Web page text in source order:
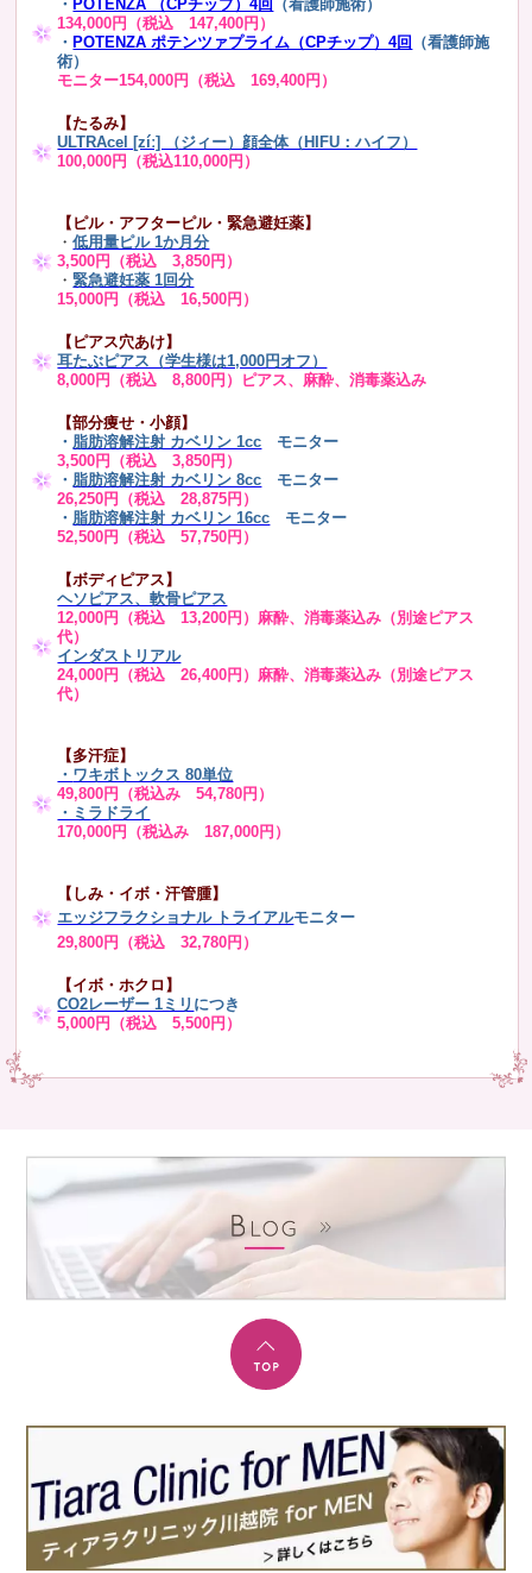
・ POTENZA （CPチップ）4回
（看護師施術）
134,000円（税込 147,400円）
・ POTENZA ポテンツァプライム（CPチップ）4回
（看護師施
術）
モニター154,000円（税込 169,400円）
【たるみ】
ULTRAcel [zíː] （ジィー）顔全体（HIFU：ハイフ）
100,000円（税込110,000円）
【ピル・アフターピル・緊急避妊薬】
・低用量ピル 1か月分
3,500円（税込 3,850円）
・緊急避妊薬 1回分
15,000円（税込 16,500円）
【ピアス穴あけ】
耳たぶピアス（学生様は1,000円オフ）
8,000円（税込 8,800円）ピアス、麻酔、消毒薬込み
【部分痩せ・小顔】
・ 脂肪溶解注射 カベリン 1cc モニター
3,500円（税込 3,850円）
・ 脂肪溶解注射 カベリン 8cc モニター
26,250円（税込 28,875円）
・ 脂肪溶解注射 カベリン 16cc
モニター
52,500円（税込 57,750円）
【ボディピアス】
ヘソピアス、軟骨ピアス
12,000円（税込 13,200円）麻酔、消毒薬込み（別途ピアス
代）
インダストリアル
24,000円（税込 26,400円）麻酔、消毒薬込み（別途ピアス
代）
【多汗症】
・ ワキボトックス 80単位
49,800円（税込み 54,780円）
・ミラドライ
170,000円（税込み 187,000円）
【しみ・イボ・汗管腫】
エッジフラクショナル トライアルモニター
29,800円（税込 32,780円）
【イボ・ホクロ】
CO2レーザー 1ミリ につき
5,000円（税込 5,500円）